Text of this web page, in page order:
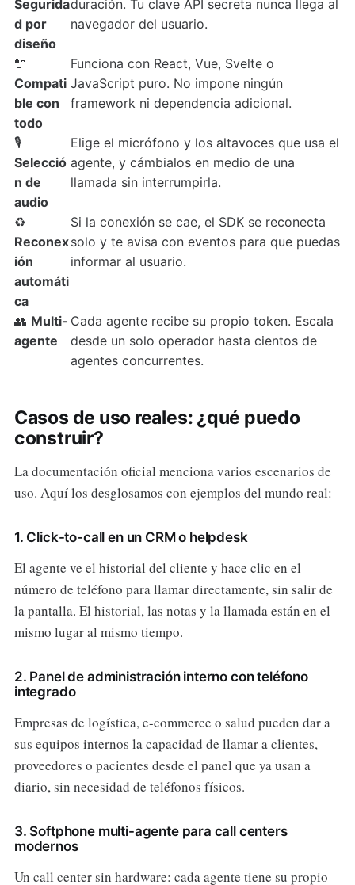
Segurida
d por
diseño
duración. Tu clave API secreta nunca llega al
navegador del usuario.
🔌
Compati
ble con
todo
Funciona con React, Vue, Svelte o
JavaScript puro. No impone ningún
framework ni dependencia adicional.
🎙️
Selecció
n de
audio
Elige el micrófono y los altavoces que usa el
agente, y cámbialos en medio de una
llamada sin interrumpirla.
♻️
Reconex
ión
automáti
ca
Si la conexión se cae, el SDK se reconecta
solo y te avisa con eventos para que puedas
informar al usuario.
👥 Multi-
agente
Cada agente recibe su propio token. Escala
desde un solo operador hasta cientos de
agentes concurrentes.
Casos de uso reales: ¿qué puedo
construir?
La documentación oficial menciona varios escenarios de
uso. Aquí los desglosamos con ejemplos del mundo real:
1. Click-to-call en un CRM o helpdesk
El agente ve el historial del cliente y hace clic en el
número de teléfono para llamar directamente, sin salir de
la pantalla. El historial, las notas y la llamada están en el
mismo lugar al mismo tiempo.
2. Panel de administración interno con teléfono
integrado
Empresas de logística, e-commerce o salud pueden dar a
sus equipos internos la capacidad de llamar a clientes,
proveedores o pacientes desde el panel que ya usan a
diario, sin necesidad de teléfonos físicos.
3. Softphone multi-agente para call centers
modernos
Un call center sin hardware: cada agente tiene su propio